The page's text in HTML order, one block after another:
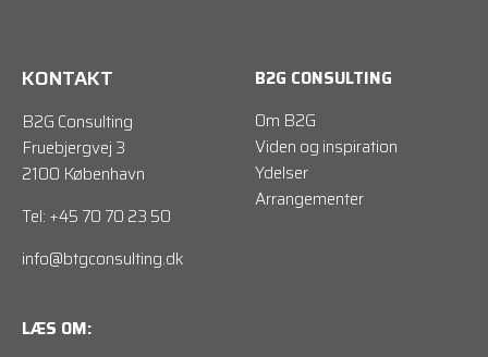
KONTAKT
B2G Consulting
Fruebjergvej 3
2100 København
Tel: +45 70 70 23 50
info@btgconsulting.dk
B2G CONSULTING
Om B2G
Viden og inspiration
Ydelser
Arrangementer
LÆS OM: